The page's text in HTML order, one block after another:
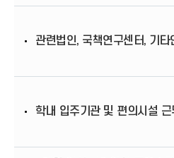
관련법인, 국책연구센터, 기
학내 입주기관 및 편의시설